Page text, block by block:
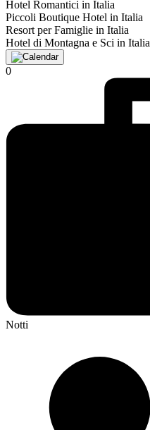
Hotel Romantici in Italia
Piccoli Boutique Hotel in Italia
Resort per Famiglie in Italia
Hotel di Montagna e Sci in Italia
0
Notti